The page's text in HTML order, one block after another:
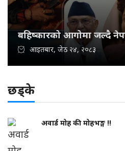
बहिष्कारको आगोमा जल्दै
आइतबार, जेठ २४, २०८३
छड्के
अवार्ड मोह की मोहभङ्ग !!